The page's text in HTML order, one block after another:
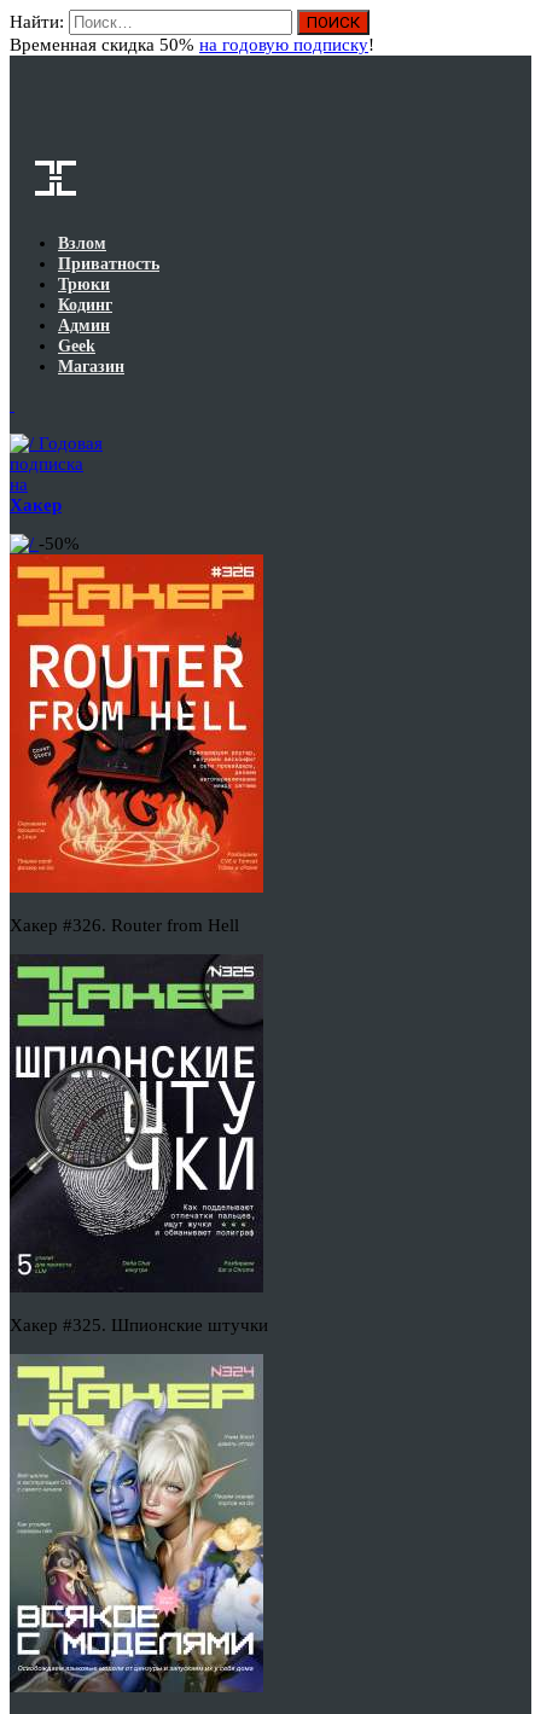
Найти:
Временная скидка 50% на годовую подписку!
Взлом
Приватность
Трюки
Кодинг
Админ
Geek
Магазин
Годовая
подписка
на
Хакер
-50%
Хакер #326. Router from Hell
Хакер #325. Шпионские штучки